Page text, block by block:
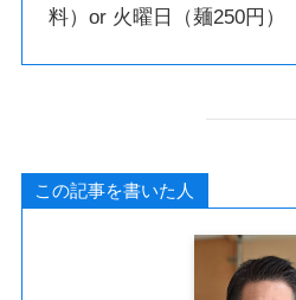
料）or 火曜日（麺250円）
この記事を書いた人